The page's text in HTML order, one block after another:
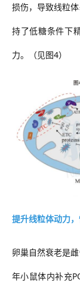
损伤，导致线粒
持了低糖条件下
力。（见图4）
提升线粒体动力
卵巢自然衰老是
年小鼠体内补充